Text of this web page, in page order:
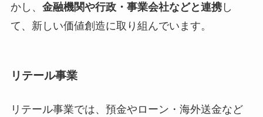
かし、 金融機関や行政・事業会社などと連携し
て、新しい価値創造に取り組んでいます。
リテール事業
リテール事業では、預金やローン・海外送金など